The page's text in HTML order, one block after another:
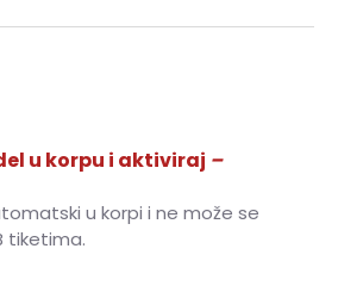
u korpu i aktiviraj –
u korpi i ne može se
tiketima.